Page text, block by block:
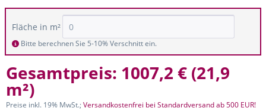
Fläche in m²
Bitte berechnen Sie 5-10% Verschnitt ein.
Gesamtpreis: 1007,2 € (21,9
m²)
Preise inkl. 19% MwSt.;Versandkostenfrei bei Standardversand ab 500 EUR!